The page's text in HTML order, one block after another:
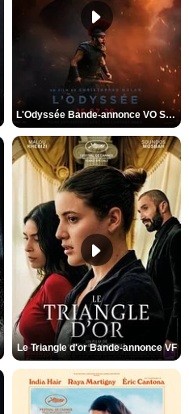
L'Odyssée Bande-annonce VO STFR
Le Triangle d'or Bande-annonce VF